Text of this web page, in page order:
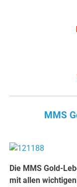
MMS
Die MMS Gold-
mit allen